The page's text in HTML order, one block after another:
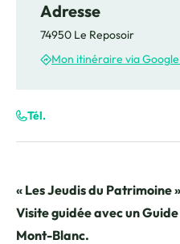
« Les Jeudis du Patrimoine »
Visite guidée avec un
Mont-Blanc.
Adresse
74950 Le Reposoir
Mon itinéraire via
Tél.